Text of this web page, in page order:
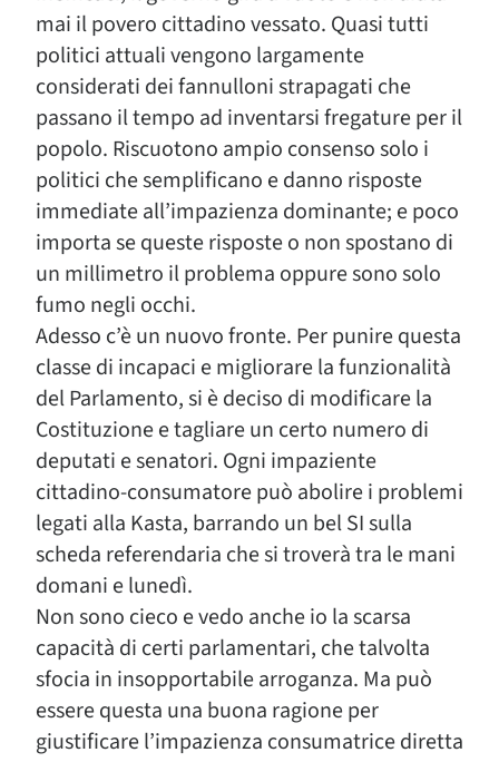
mai il povero cittadino vessato. Quasi tutti
politici attuali vengono largamente
considerati dei fannulloni strapagati che
passano il tempo ad inventarsi fregature per il
popolo. Riscuotono ampio consenso solo i
politici che semplificano e danno risposte
immediate all’impazienza dominante; e poco
importa se queste risposte o non spostano di
un millimetro il problema oppure sono solo
fumo negli occhi.
Adesso c’è un nuovo fronte. Per punire questa
classe di incapaci e migliorare la funzionalità
del Parlamento, si è deciso di modificare la
Costituzione e tagliare un certo numero di
deputati e senatori. Ogni impaziente
cittadino-consumatore può abolire i problemi
legati alla Kasta, barrando un bel SI sulla
scheda referendaria che si troverà tra le mani
domani e lunedì.
Non sono cieco e vedo anche io la scarsa
capacità di certi parlamentari, che talvolta
sfocia in insopportabile arroganza. Ma può
essere questa una buona ragione per
giustificare l’impazienza consumatrice diretta